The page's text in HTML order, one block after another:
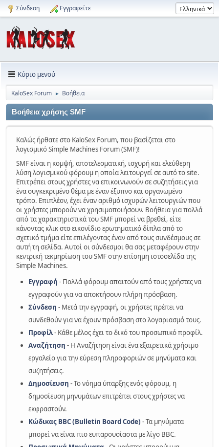
Σύνδεση Εγγραφείτε
Κύριο μενού
KaloSex Forum ► Βοήθεια
Βοήθεια χρήσης SMF
Καλώς ήρθατε στο KaloSex Forum, που βασίζεται στο
λογισμικό Simple Machines Forum (SMF)!
SMF είναι η κομψή, αποτελεσματική, ισχυρή και ελεύθερη
λύση λογισμικού φόρουμ η οποία λειτουργεί σε αυτό το site.
Επιτρέπει στους χρήστες να επικοινωνούν σε συζητήσεις για
ένα συγκεκριμένο θέμα με έναν έξυπνο και οργανωμένο
τρόπο. Επιπλέον, έχει έναν αριθμό ισχυρών λειτουργιών που
οι χρήστες μπορούν να χρησιμοποιήσουν. Βοήθεια για πολλά
από τα χαρακτηριστικά του SMF μπορεί να βρεθεί, είτε
κάνοντας κλικ στο εικονίδιο ερωτηματικό δίπλα από το
σχετικό τμήμα είτε επιλέγοντας έναν από τους συνδέσμους σε
αυτή τη σελίδα. Αυτοί οι σύνδεσμοι θα σας μεταφέρουν στην
κεντρική τεκμηρίωση του SMF στην επίσημη ιστοσελίδα της
Simple Machines.
Εγγραφή - Πολλά φόρουμ απαιτούν από τους χρήστες να
εγγραφούν για να αποκτήσουν πλήρη πρόσβαση.
Σύνδεση - Μετά την εγγραφή, οι χρήστες πρέπει να
συνδεθούν για να έχουν πρόσβαση στο λογαριασμό τους.
Προφίλ- Κάθε μέλος έχει το δικό του προσωπικό προφίλ.
Αναζήτηση - Η Αναζήτηση είναι ένα εξαιρετικά χρήσιμο
εργαλείο για την εύρεση πληροφοριών σε μηνύματα και
συζητήσεις.
Δημοσίευση - Το νόημα ύπαρξης ενός φόρουμ, η
δημοσίευση μηνυμάτων επιτρέπει στους χρήστες να
εκφραστούν.
Κώδικας BBC (Bulletin Board Code) - Τα μηνύματα
μπορεί να είναι πιο ευπαρουσίαστα με λίγο BBC.